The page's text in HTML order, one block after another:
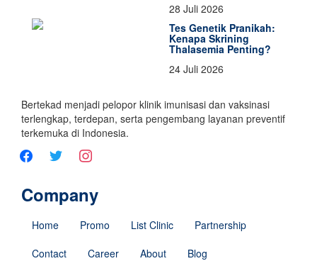
28 Juli 2026
Tes Genetik Pranikah:
Kenapa Skrining
Thalasemia Penting?
24 Juli 2026
Bertekad menjadi pelopor klinik imunisasi dan vaksinasi
terlengkap, terdepan, serta pengembang layanan preventif
terkemuka di Indonesia.
Company
Home Promo List Clinic
Partnership
Contact
Career About Blog